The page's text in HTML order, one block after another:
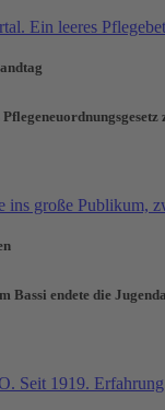
Bassi endete die